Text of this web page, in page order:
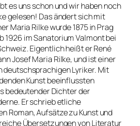
es uns schon und wir haben noch
gelesen! Das ändert sich mit
Maria Rilke wurde 1875 in Prag
1926 im Sanatorium Valmont bei
Eigentlich heißt er René
Josef Maria Rilke, und ist einer
deutschsprachigen Lyriker. Mit
Kunst beeinflussten
bedeutender Dichter der
Er schrieb etliche
Roman, Aufsätze zu Kunst und
Übersetzungen von Literatur